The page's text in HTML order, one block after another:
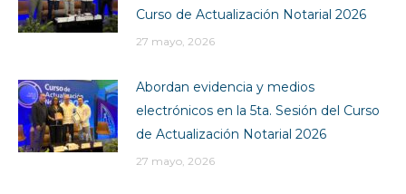
Curso de Actualización Notarial 2026
27 mayo, 2026
Abordan evidencia y medios
electrónicos en la 5ta. Sesión del Curso
de Actualización Notarial 2026
27 mayo, 2026